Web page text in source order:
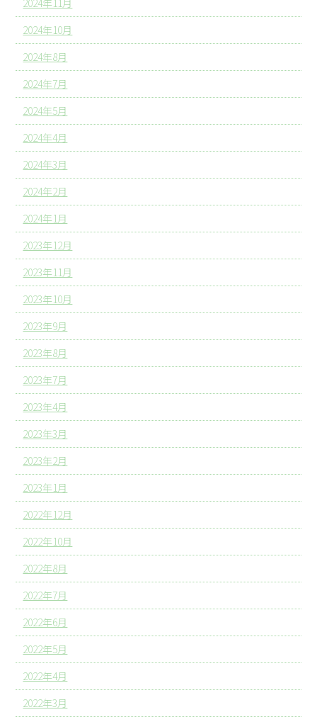
2024年11月
2024年10月
2024年8月
2024年7月
2024年5月
2024年4月
2024年3月
2024年2月
2024年1月
2023年12月
2023年11月
2023年10月
2023年9月
2023年8月
2023年7月
2023年4月
2023年3月
2023年2月
2023年1月
2022年12月
2022年10月
2022年8月
2022年7月
2022年6月
2022年5月
2022年4月
2022年3月